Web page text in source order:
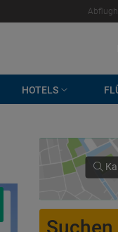
HOTELS